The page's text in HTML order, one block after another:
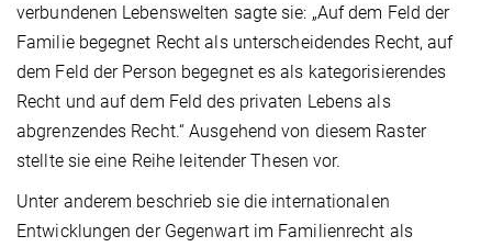
verbundenen Lebenswelten sagte sie: „Auf dem Feld der
Familie begegnet Recht als unterscheidendes Recht, auf
dem Feld der Person begegnet es als kategorisierendes
Recht und auf dem Feld des privaten Lebens als
abgrenzendes Recht.“ Ausgehend von diesem Raster
stellte sie eine Reihe leitender Thesen vor.
Unter anderem beschrieb sie die internationalen
Entwicklungen der Gegenwart im Familienrecht als